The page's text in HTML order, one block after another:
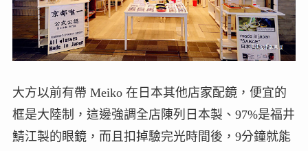
大方以前有帶 Meiko 在日本其他店家配鏡，便宜的
框是大陸制，這邊強調全店陳列日本製、97%是福井
鯖江製的眼鏡，而且扣掉驗完光時間後，9分鐘就能